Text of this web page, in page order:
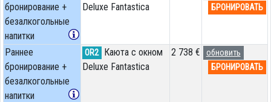
бронирование +
безалкогольные
напитки
Deluxe Fantastica
БРОНИРОВАТЬ
Раннее
бронирование +
безалкогольные
напитки
OR2
Каюта с окном
Deluxe Fantastica
2 738 €
обновить
БРОНИРОВАТЬ